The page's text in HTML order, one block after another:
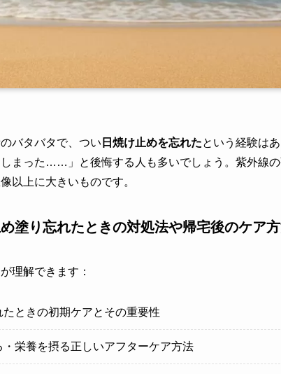
バタバタで、つい 日焼け止めを忘れたという経験は
まった……」と後悔する人も多いでしょう。紫外線
以上に大きいものです。
塗り忘れたときの対処法や帰宅後のケア
理解できます：
ときの初期ケアとその重要性
栄養を摂る正しいアフターケア方法